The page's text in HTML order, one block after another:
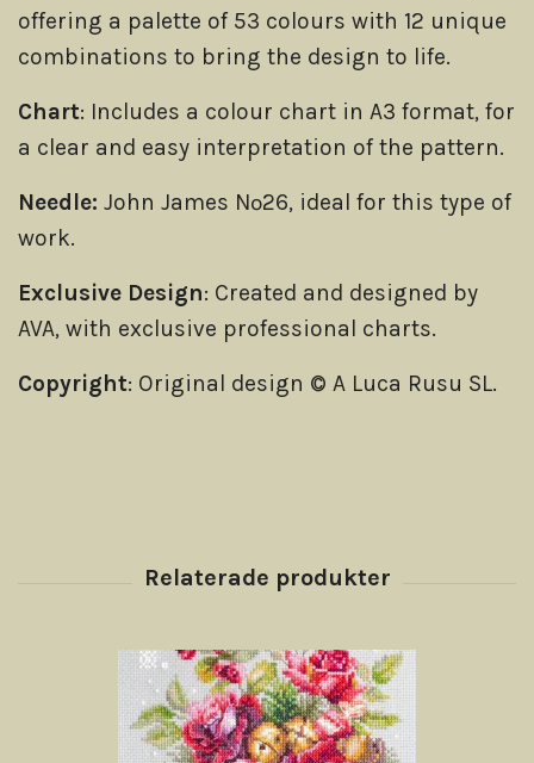
offering a palette of 53 colours with 12 unique
combinations to bring the design to life.
Chart: Includes a colour chart in A3 format, for
a clear and easy interpretation of the pattern.
Needle: John James Nº26, ideal for this type of
work.
Exclusive Design: Created and designed by
AVA, with exclusive professional charts.
Copyright: Original design © A Luca Rusu SL.